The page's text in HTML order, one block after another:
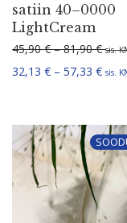
satiin 40–0000
LightCream
45,90€ – 81,90€ sis.
32,13 € – 57,33 € sis.